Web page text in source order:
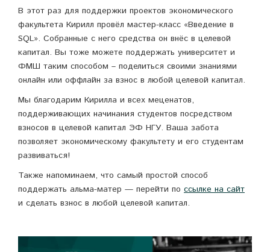
В этот раз для поддержки проектов экономического
факультета Кирилл провёл мастер-класс «Введение в
SQL». Собранные с него средства он внёс в целевой
капитал. Вы тоже можете поддержать университет и
ФМШ таким способом – поделиться своими знаниями
онлайн или оффлайн за взнос в любой целевой капитал.
Мы благодарим Кирилла и всех меценатов,
поддерживающих начинания студентов посредством
взносов в целевой капитал ЭФ НГУ. Ваша забота
позволяет экономическому факультету и его студентам
развиваться!
Также напоминаем, что самый простой способ
поддержать альма-матер — перейти по ссылке на сайт
и сделать взнос в любой целевой капитал.